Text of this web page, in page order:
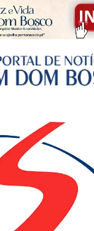
versão mobile